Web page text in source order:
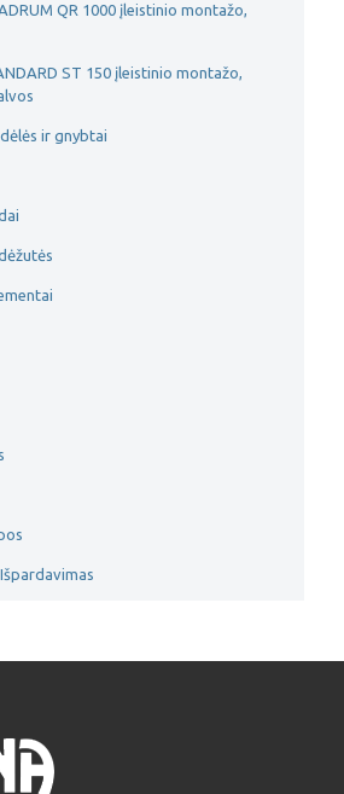
QR 1000 įleistinio montažo,
ST 150 įleistinio montažo,
ir gnybtai